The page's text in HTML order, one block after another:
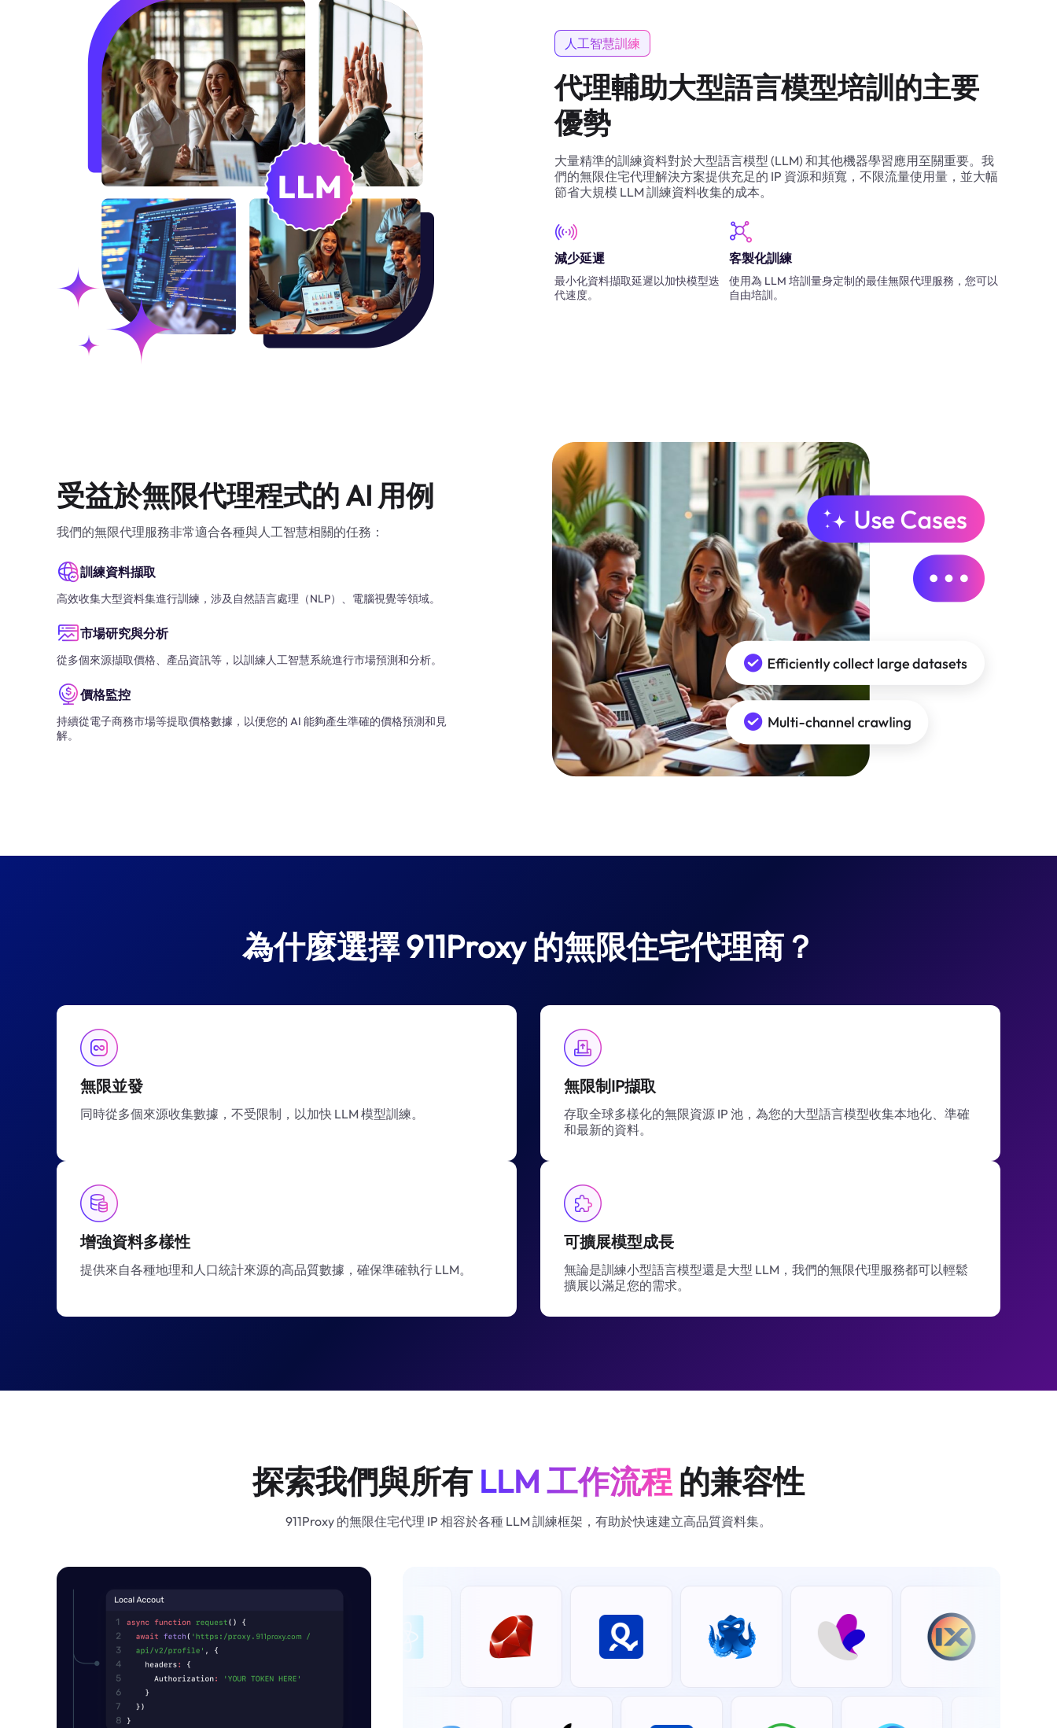
人工智慧訓練
代理輔助大型語言模型培訓的主要
優勢
大量精準的訓練資料對於大型語言模型 (LLM) 和其他機器學習應用至關重要。我
們的無限住宅代理解決方案提供充足的 IP 資源和頻寬，不限流量使用量，並大幅
節省大規模 LLM 訓練資料收集的成本。
減少延遲
最小化資料擷取延遲以加快模型迭
代速度。
客製化訓練
使用為 LLM 培訓量身定制的最佳無限代理服務，您可以
自由培訓。
受益於無限代理程式的 AI 用例
我們的無限代理服務非常適合各種與人工智慧相關的任務：
訓練資料擷取
高效收集大型資料集進行訓練，涉及自然語言處理（NLP）、電腦視覺等領域。
市場研究與分析
從多個來源擷取價格、產品資訊等，以訓練人工智慧系統進行市場預測和分析。
價格監控
持續從電子商務市場等提取價格數據，以便您的 AI 能夠產生準確的價格預測和見
解。
為什麼選擇 911Proxy 的無限住宅代理商？
無限並發
同時從多個來源收集數據，不受限制，以加快 LLM 模型訓練。
無限制IP擷取
存取全球多樣化的無限資源 IP 池，為您的大型語言模型收集本地化、準確
和最新的資料。
增強資料多樣性
提供來自各種地理和人口統計來源的高品質數據，確保準確執行 LLM。
可擴展模型成長
無論是訓練小型語言模型還是大型 LLM，我們的無限代理服務都可以輕鬆
擴展以滿足您的需求。
探索我們與所有 LLM 工作流程 的兼容性
911Proxy 的無限住宅代理 IP 相容於各種 LLM 訓練框架，有助於快速建立高品質資料集。